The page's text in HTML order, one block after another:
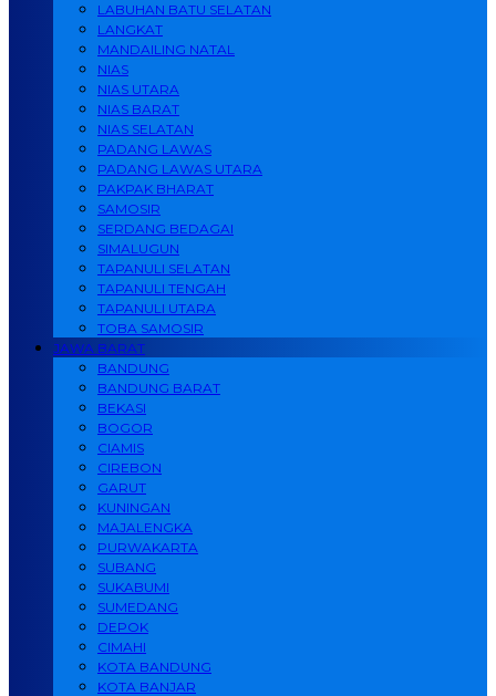
LABUHAN BATU SELATAN
LANGKAT
MANDAILING NATAL
NIAS
NIAS UTARA
NIAS BARAT
NIAS SELATAN
PADANG LAWAS
PADANG LAWAS UTARA
PAKPAK BHARAT
SAMOSIR
SERDANG BEDAGAI
SIMALUGUN
TAPANULI SELATAN
TAPANULI TENGAH
TAPANULI UTARA
TOBA SAMOSIR
JAWA BARAT
BANDUNG
BANDUNG BARAT
BEKASI
BOGOR
CIAMIS
CIREBON
GARUT
KUNINGAN
MAJALENGKA
PURWAKARTA
SUBANG
SUKABUMI
SUMEDANG
DEPOK
CIMAHI
KOTA BANDUNG
KOTA BANJAR